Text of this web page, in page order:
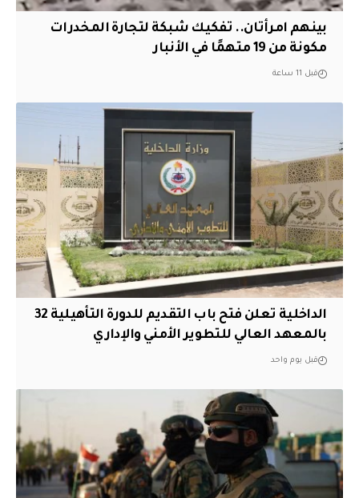
بينهم امرأتان.. تفكيك شبكة لتجارة المخدرات
مكونة من 19 متهمًا في الأنبار
قبل 11 ساعة
الداخلية تعلن فتح باب التقديم للدورة التأهيلية 32
بالمعهد العالي للتطوير الأمني والإداري
قبل يوم واحد